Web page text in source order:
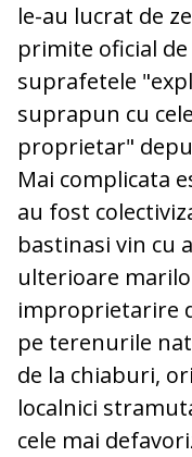
le-au lucrat de
primite oficial
suprafetele
suprapun cu
proprietar"
Mai complicata
au fost
bastinasi vin cu
ulterioare
improprietarire
pe terenurile
de la chiaburi,
localnici
cele mai